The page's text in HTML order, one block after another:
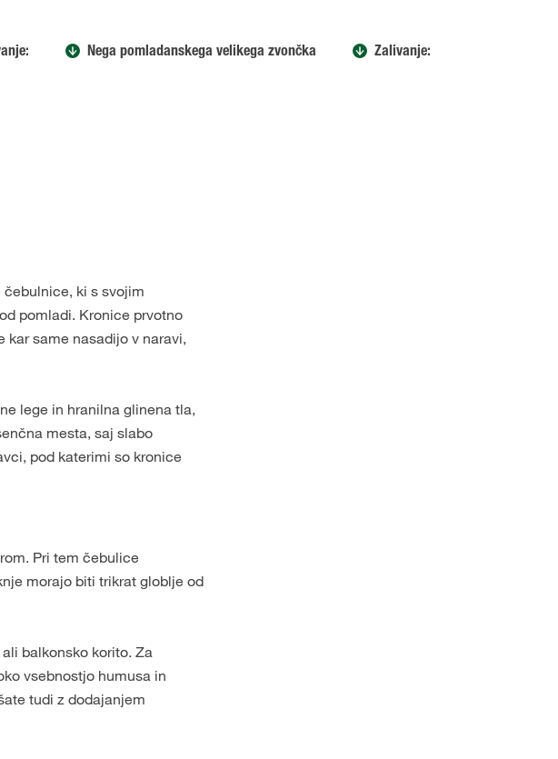
Nega pomladanskega velikega zvončka Zalivanje:
ki s svojim
pomladi. Kronice prvotno
kar same nasadijo v naravi,
lege in hranilna glinena tla,
mesta, saj slabo
pod katerimi so kronice
Pri tem čebulice
morajo biti trikrat globlje od
balkonsko korito. Za
vsebnostjo humusa in
tudi z dodajanjem